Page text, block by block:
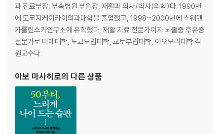
일단 산책하러 나가자
하루 1만 걸음은 지나친 목표이며, 가벼운 산책만으로도 충분하다
‘어제보다 시간과 거리를 늘리자’는 마음가짐으로
올바른 걷기 동작을 익히고 즐겁게 걷자
피해야 하는 최악의 보행 자세
운동 전후에는 꼭 스트레칭을!
무슨 일이든 ‘꾸준히 하면’ 극적인 변화가 찾아온다!
제2장 관절 가동 범위 넓히기
균형감이 있으면 피로해지지 않고 넘어지지 않는다
과 진료부장, 부속병원 부원장, 재활과 의사/박사(의학)다. 1990년
에 도쿄지케이카이의과대학을 졸업했고, 1998~2000년에 스웨덴
카롤린스카연구소에 유학했다. 재활 치료 전문가이자 뇌졸중 후유증
전문가로 미에대학, 도쿄도립대학, 교토부립대학, 아오모리대학 객
원교수다.
아보 마사히로의 다른 상품